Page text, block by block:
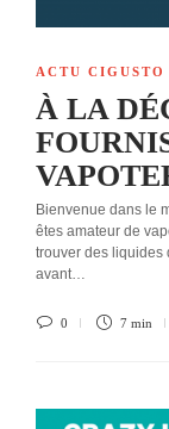
ACTU CIGUSTO
À LA
Bienvenue dans le
êtes amateur de
trouver des liquides
avant…
0 7 min